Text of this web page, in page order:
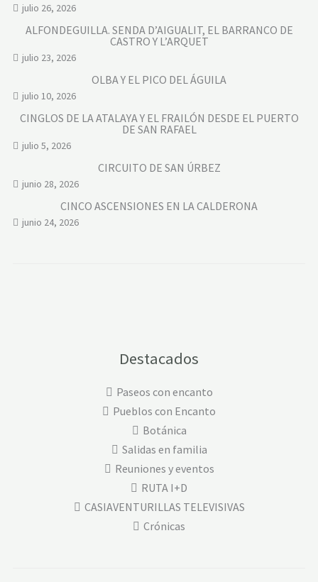
julio 26, 2026
ALFONDEGUILLA. SENDA D’AIGUALIT, EL BARRANCO DE
CASTRO Y L’ARQUET
julio 23, 2026
OLBA Y EL PICO DEL ÁGUILA
julio 10, 2026
CINGLOS DE LA ATALAYA Y EL FRAILÓN DESDE EL PUERTO
DE SAN RAFAEL
julio 5, 2026
CIRCUITO DE SAN ÚRBEZ
junio 28, 2026
CINCO ASCENSIONES EN LA CALDERONA
junio 24, 2026
Destacados
Paseos con encanto
Pueblos con Encanto
Botánica
Salidas en familia
Reuniones y eventos
RUTA I+D
CASIAVENTURILLAS TELEVISIVAS
Crónicas